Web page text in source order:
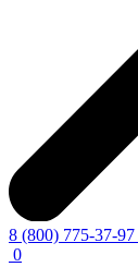
8 (800) 775-37-97
0